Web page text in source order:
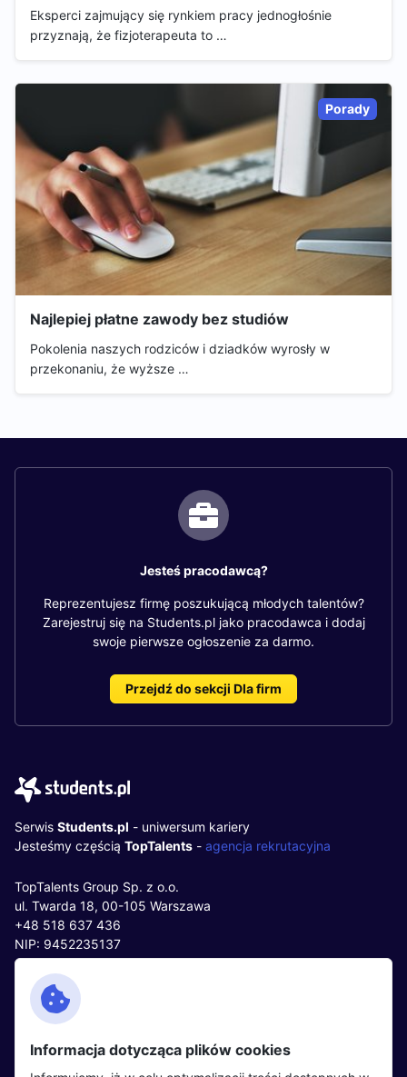
Eksperci zajmujący się rynkiem pracy jednogłośnie
przyznają, że fizjoterapeuta to …
Porady
Najlepiej płatne zawody bez studiów
Pokolenia naszych rodziców i dziadków wyrosły w
przekonaniu, że wyższe …
Jesteś pracodawcą?
Reprezentujesz firmę poszukującą młodych talentów?
Zarejestruj się na Students.pl jako pracodawca i dodaj
swoje pierwsze ogłoszenie za darmo.
Przejdź do sekcji Dla firm
Serwis Students.pl - uniwersum kariery
Jesteśmy częścią TopTalents - agencja rekrutacyjna
TopTalents Group Sp. z o.o.
ul. Twarda 18, 00-105 Warszawa
+48 518 637 436
NIP: 9452235137
Kontakt
Facebook
Twitter
Partnerzy
Informacja dotycząca plików cookies